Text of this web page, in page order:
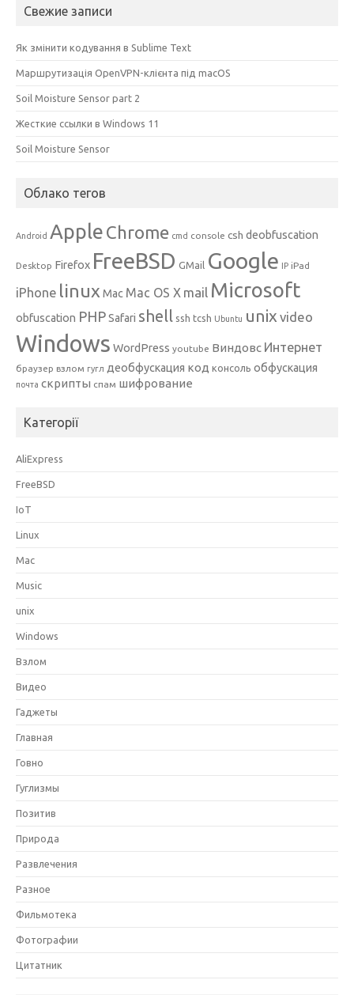
Свежие записи
Як змінити кодування в Sublime Text
Маршрутизація OpenVPN-клієнта під macOS
Soil Moisture Sensor part 2
Жесткие ссылки в Windows 11
Soil Moisture Sensor
Облако тегов
Android Apple Chrome cmd console csh deobfuscation
Desktop Firefox FreeBSD GMail Google IP iPad
iPhone linux Mac Mac OS X mail Microsoft
obfuscation PHPSafari shell ssh tcsh Ubuntu unix video
Windows WordPress youtube Виндовс Интернет
браузер взлом гугл деобфускация код консоль обфускация
почта скрипты спам шифрование
Категорії
AliExpress
FreeBSD
IoT
Linux
Mac
Music
unix
Windows
Взлом
Видео
Гаджеты
Главная
Говно
Гуглизмы
Позитив
Природа
Развлечения
Разное
Фильмотека
Фотографии
Цитатник